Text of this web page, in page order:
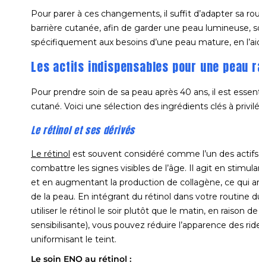
Pour parer à ces changements, il suffit d’adapter sa
barrière cutanée, afin de garder une peau lumineuse,
spécifiquement aux besoins d’une peau mature, en
Les actifs indispensables pour une peau
Pour prendre soin de sa peau après 40 ans, il est
cutané. Voici une sélection des ingrédients clés à
Le rétinol et ses dérivés
Le rétinol est souvent considéré comme l’un des
combattre les signes visibles de l’âge. Il agit en
et en augmentant la production de collagène, ce qui
de la peau. En intégrant du rétinol dans votre routine
utiliser le rétinol le soir plutôt que le matin, en raison
sensibilisante), vous pouvez réduire l’apparence des
uniformisant le teint.
Le soin ENO au rétinol :